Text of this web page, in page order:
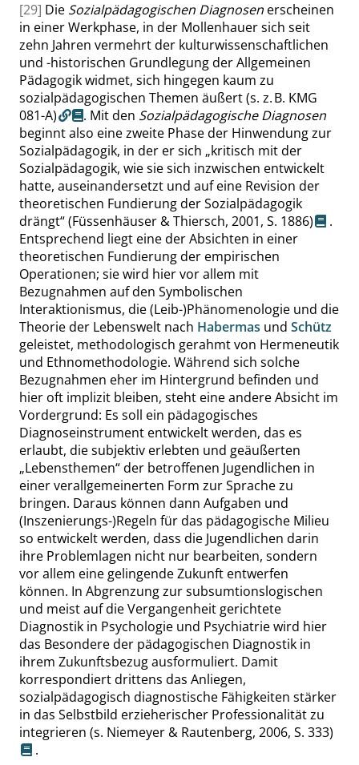
[29] Die Sozialpädagogischen Diagnosen erscheinen
in einer Werkphase, in der Mollenhauer sich seit
zehn Jahren vermehrt der kulturwissenschaftlichen
und -historischen Grundlegung der Allgemeinen
Pädagogik widmet, sich hingegen kaum zu
sozialpädagogischen Themen äußert(s. z. B. KMG
081-A)
. Mit den Sozialpädagogische Diagnosen
beginnt also eine zweite Phase der Hinwendung zur
Sozialpädagogik, in der er sich „kritisch mit der
Sozialpädagogik, wie sie sich inzwischen entwickelt
hatte, auseinandersetzt und auf eine Revision der
theoretischen Fundierung der Sozialpädagogik
drängt“(Füssenhäuser & Thiersch, 2001, S. 1886)
.
Entsprechend liegt eine der Absichten in einer
theoretischen Fundierung der empirischen
Operationen; sie wird hier vor allem mit
Bezugnahmen auf den Symbolischen
Interaktionismus, die (Leib-)Phänomenologie und die
Theorie der Lebenswelt nach Habermas und Schütz
geleistet, methodologisch gerahmt von Hermeneutik
und Ethnomethodologie. Während sich solche
Bezugnahmen eher im Hintergrund befinden und
hier oft implizit bleiben, steht eine andere Absicht im
Vordergrund: Es soll ein pädagogisches
Diagnoseinstrument entwickelt werden, das es
erlaubt, die subjektiv erlebten und geäußerten
„Lebensthemen“der betroffenen Jugendlichen in
einer verallgemeinerten Form zur Sprache zu
bringen. Daraus können dann Aufgaben und
(Inszenierungs-)Regeln für das pädagogische Milieu
so entwickelt werden, dass die Jugendlichen darin
ihre Problemlagen nicht nur bearbeiten, sondern
vor allem eine gelingende Zukunft entwerfen
können. In Abgrenzung zur subsumtionslogischen
und meist auf die Vergangenheit gerichtete
Diagnostik in Psychologie und Psychiatrie wird hier
das Besondere der pädagogischen Diagnostik in
ihrem Zukunftsbezug ausformuliert. Damit
korrespondiert drittens das Anliegen,
sozialpädagogisch diagnostische Fähigkeiten stärker
in das Selbstbild erzieherischer Professionalität zu
integrieren (s. Niemeyer & Rautenberg, 2006, S. 333)
.